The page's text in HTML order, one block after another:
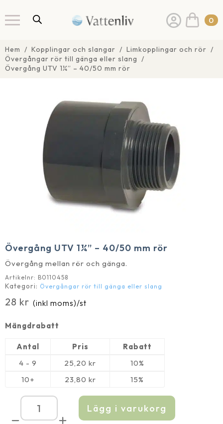
0
Hem Kopplingar och slangar
Limkopplingar och rör
Övergångar rör till gänga eller slang
Övergång UTV 1¼” – 40/50 mm rör
Övergång UTV 1¼” – 40/50 mm rör
Övergång mellan rör och gänga.
Artikelnr: B0110458
Kategori: Övergångar rör till gänga eller slang
28 kr (inkl moms)/st
Mängdrabatt
Antal Pris
Rabatt
4 - 9
25,20 kr
10%
10+
23,80 kr 15%
Övergång
UTV
Lägg i varukorg